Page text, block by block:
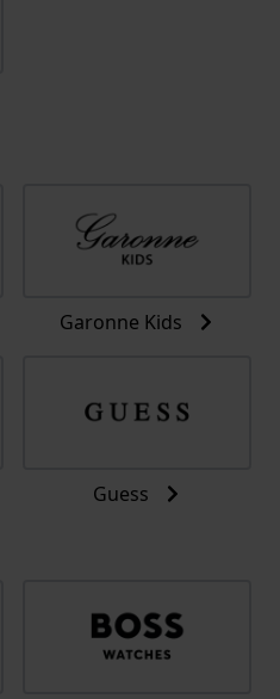
Garonne Kids
Guess